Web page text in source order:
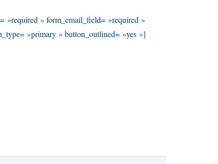
»required » form_email_field= »required »
»primary » button_outlined= »yes »]